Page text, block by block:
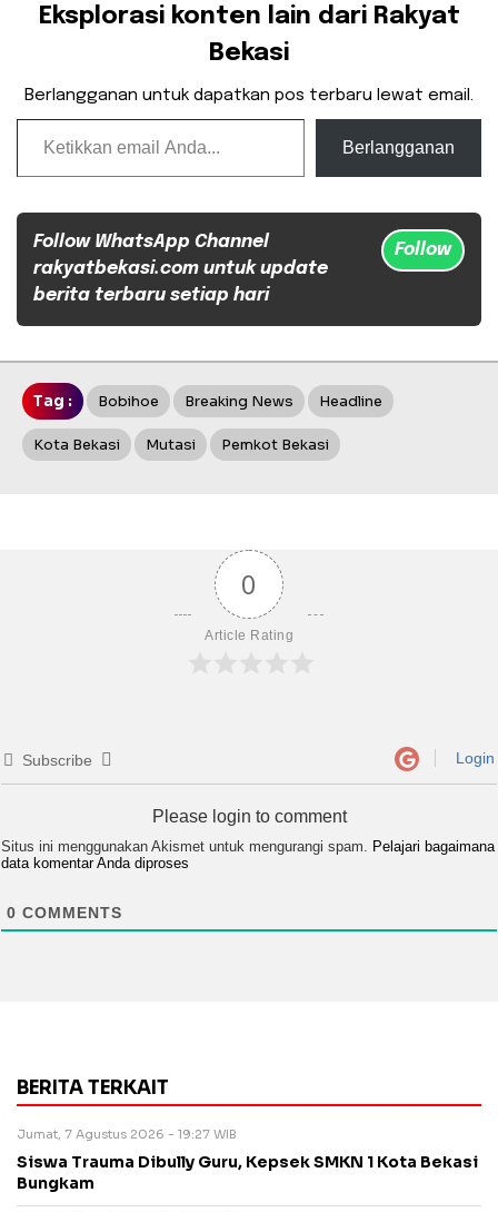
Eksplorasi konten lain dari Rakyat
Bekasi
Berlangganan untuk dapatkan pos terbaru lewat email.
Ketikkan email Anda...
Berlangganan
Follow WhatsApp Channel
rakyatbekasi.com untuk update
berita terbaru setiap hari
Follow
Tag : Bobihoe Breaking News Headline
Kota Bekasi Mutasi Pemkot Bekasi
0
Article Rating
Subscribe Login
Please login to comment
Situs ini menggunakan Akismet untuk mengurangi spam. Pelajari bagaimana
data komentar Anda diproses
0 COMMENTS
BERITA TERKAIT
Jumat, 7 Agustus 2026 - 19:27 WIB
Siswa Trauma Dibully Guru, Kepsek SMKN 1 Kota Bekasi
Bungkam